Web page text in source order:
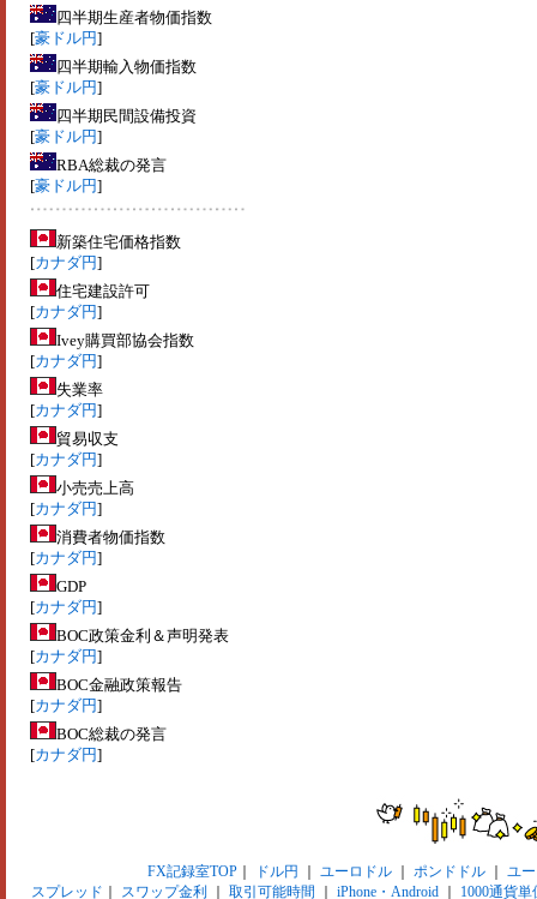
四半期生産者物価指数
[豪ドル円]
四半期輸入物価指数
[豪ドル円]
四半期民間設備投資
[豪ドル円]
RBA総裁の発言
[豪ドル円]
新築住宅価格指数
[カナダ円]
住宅建設許可
[カナダ円]
Ivey購買部協会指数
[カナダ円]
失業率
[カナダ円]
貿易収支
[カナダ円]
小売売上高
[カナダ円]
消費者物価指数
[カナダ円]
GDP
[カナダ円]
BOC政策金利＆声明発表
[カナダ円]
BOC金融政策報告
[カナダ円]
BOC総裁の発言
[カナダ円]
FX記録室TOP｜ ドル円 ユーロドル｜ ポンドドル｜ ユ
スプレッド
スワップ金利 取引可能時間 iPhone・Android 1000通貨単